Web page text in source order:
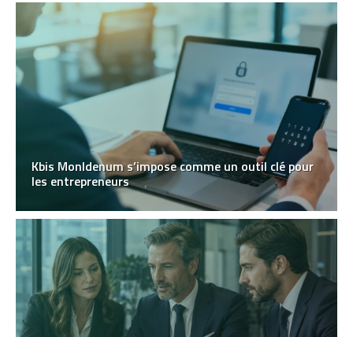
Kbis MonIdenum s’impose comme un outil clé pour
les entrepreneurs